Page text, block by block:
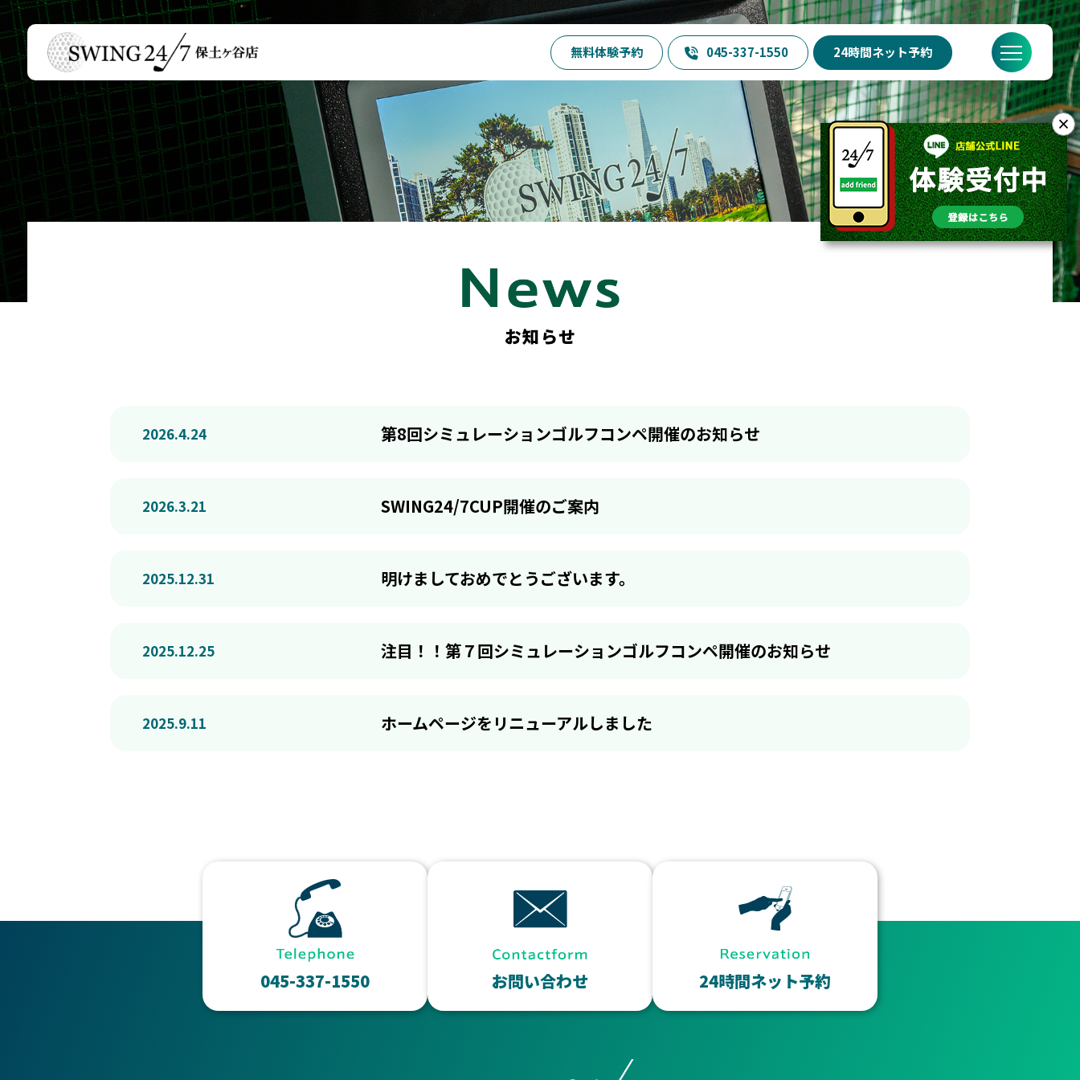
お知らせ SWING24/7とは？ SWING24/7の特徴 料金 FAQ 店舗概要
無料体験予約 045-337-1550 24時間ネット予約
お知らせ
2026.4.24 第8回シミュレーションゴルフコンペ開催のお知らせ
2026.3.21 SWING24/7CUP開催のご案内
2025.12.31 明けましておめでとうございます。
2025.12.25 注目！！第７回シミュレーションゴルフコンペ開催のお知らせ
2025.9.11 ホームページをリニューアルしました
045-337-1550 お問い合わせ 24時間ネット予約
×